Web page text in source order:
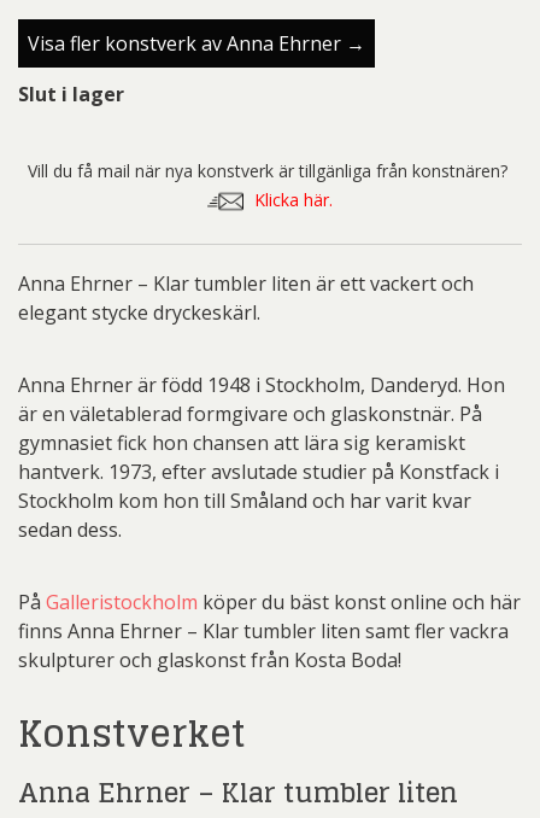
Visa fler konstverk av Anna Ehrner →
Slut i lager
Vill du få mail när nya konstverk är tillgänliga från konstnären?
Klicka här.
Anna Ehrner – Klar tumbler liten är ett vackert och
elegant stycke dryckeskärl.
Anna Ehrner är född 1948 i Stockholm, Danderyd. Hon
är en väletablerad formgivare och glaskonstnär. På
gymnasiet fick hon chansen att lära sig keramiskt
hantverk. 1973, efter avslutade studier på Konstfack i
Stockholm kom hon till Småland och har varit kvar
sedan dess.
På Galleristockholm köper du bäst konst online och här
finns Anna Ehrner – Klar tumbler liten samt fler vackra
skulpturer och glaskonst från Kosta Boda!
Konstverket
Anna Ehrner – Klar tumbler liten